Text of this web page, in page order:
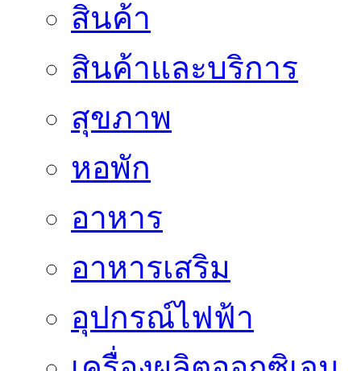
สินค้า
สินค้าและบริการ
สุขภาพ
หอพัก
อาหาร
อาหารเสริม
อุปกรณ์ไฟฟ้า